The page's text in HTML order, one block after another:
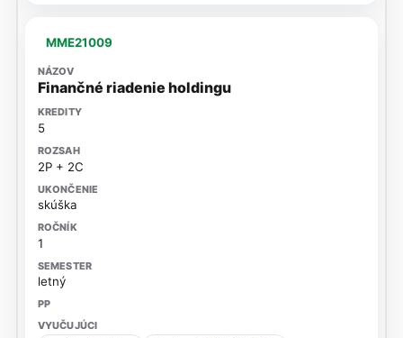
MME21009
Finančné riadenie holdingu
5
2P + 2C
skúška
1
letný